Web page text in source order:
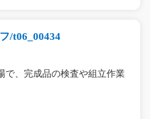
/t06_00434
で、完成品の検査や組立作業